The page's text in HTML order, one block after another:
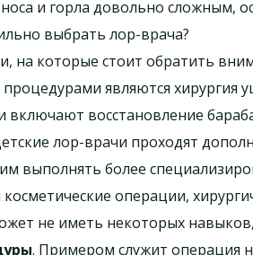
и горла довольно сложным,
выбрать лор-врача?
на которые стоит обратить
являются хирургия
восстановление
лор-врачи проходят
выполнять более
операции,
не иметь некоторых
. Примером служит операция